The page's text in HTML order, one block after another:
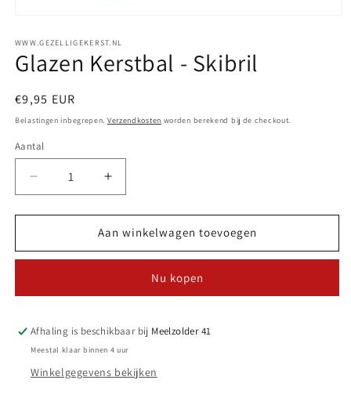
WWW.GEZELLIGEKERST.NL
Glazen Kerstbal - Skibril
Normale
prijs
€9,95 EUR
Belastingen inbegrepen. Verzendkosten worden berekend bij de checkout.
Aantal
Aantal
Aantal
verlagen
voor
Kerstbal
Aantal
verhogen
voor
Glazen
Kerstbal
Aan winkelwagen toevoegen
Nu kopen
Afhaling is beschikbaar bij Meelzolder 41
Meestal klaar binnen 4 uur
Winkelgegevens bekijken